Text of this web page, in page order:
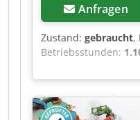
Anfragen
Zustand: gebraucht,
Betriebsstunden:
Minibagger aus
Betriebsstunden:
Neuson * Typ: ET16
Baujahr: 2021 *